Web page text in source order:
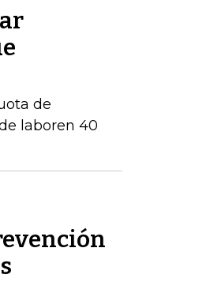
de
laboren 40